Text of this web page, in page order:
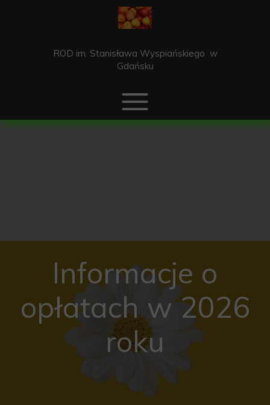
ROD im. Stanisława Wyspiańskiego w
Gdańsku
Informacje o
opłatach w 2026
roku